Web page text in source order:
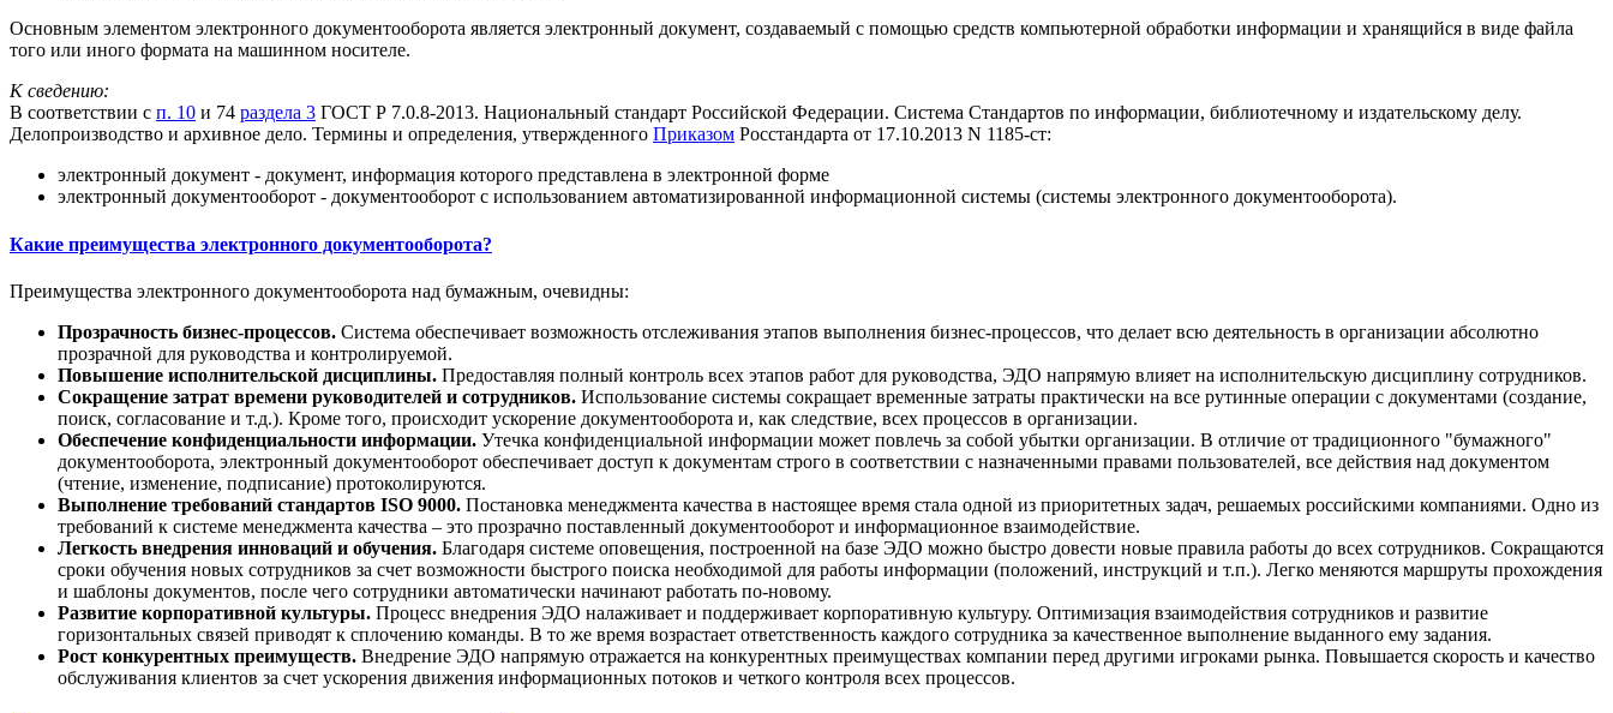
Основным элементом электронного документооборота является электронный документ, создаваемый с помощью средств компьютерной обработки информации и хранящийся в виде файла
того или иного формата на машинном носителе.
К сведению:
В соответствии с п. 10 и 74 раздела 3 ГОСТ Р 7.0.8-2013. Национальный стандарт Российской Федерации. Система Стандартов по информации, библиотечному и издательскому делу.
Делопроизводство и архивное дело. Термины и определения, утвержденного Приказом Росстандарта от 17.10.2013 N 1185-ст:
электронный документ - документ, информация которого представлена в электронной форме
электронный документооборот - документооборот с использованием автоматизированной информационной системы (системы электронного документооборота).
Какие преимущества электронного документооборота?
Преимущества электронного документооборота над бумажным, очевидны:
Прозрачность бизнес-процессов. Система обеспечивает возможность отслеживания этапов выполнения бизнес-процессов, что делает всю деятельность в организации абсолютно
прозрачной для руководства и контролируемой.
Повышение исполнительской дисциплины. Предоставляя полный контроль всех этапов работ для руководства, ЭДО напрямую влияет на исполнительскую дисциплину сотрудников.
Сокращение затрат времени руководителей и сотрудников. Использование системы сокращает временные затраты практически на все рутинные операции с документами (создание,
поиск, согласование и т.д.). Кроме того, происходит ускорение документооборота и, как следствие, всех процессов в организации.
Обеспечение конфиденциальности информации. Утечка конфиденциальной информации может повлечь за собой убытки организации. В отличие от традиционного "бумажного"
документооборота, электронный документооборот обеспечивает доступ к документам строго в соответствии с назначенными правами пользователей, все действия над документом
(чтение, изменение, подписание) протоколируются.
Выполнение требований стандартов ISO 9000. Постановка менеджмента качества в настоящее время стала одной из приоритетных задач, решаемых российскими компаниями. Одно из
требований к системе менеджмента качества – это прозрачно поставленный документооборот и информационное взаимодействие.
Легкость внедрения инноваций и обучения. Благодаря системе оповещения, построенной на базе ЭДО можно быстро довести новые правила работы до всех сотрудников. Сокращаются
сроки обучения новых сотрудников за счет возможности быстрого поиска необходимой для работы информации (положений, инструкций и т.п.). Легко меняются маршруты прохождения
и шаблоны документов, после чего сотрудники автоматически начинают работать по-новому.
Развитие корпоративной культуры. Процесс внедрения ЭДО налаживает и поддерживает корпоративную культуру. Оптимизация взаимодействия сотрудников и развитие
горизонтальных связей приводят к сплочению команды. В то же время возрастает ответственность каждого сотрудника за качественное выполнение выданного ему задания.
Рост конкурентных преимуществ. Внедрение ЭДО напрямую отражается на конкурентных преимуществах компании перед другими игроками рынка. Повышается скорость и качество
обслуживания клиентов за счет ускорения движения информационных потоков и четкого контроля всех процессов.